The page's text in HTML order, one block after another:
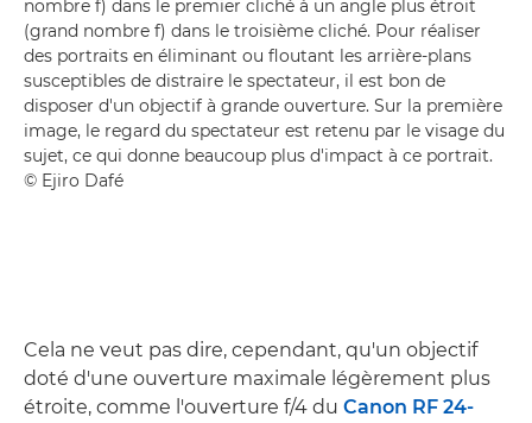
nombre f) dans le premier cliché à un angle plus étroit
(grand nombre f) dans le troisième cliché. Pour réaliser
des portraits en éliminant ou floutant les arrière-plans
susceptibles de distraire le spectateur, il est bon de
disposer d'un objectif à grande ouverture. Sur la première
image, le regard du spectateur est retenu par le visage du
sujet, ce qui donne beaucoup plus d'impact à ce portrait.
© Ejiro Dafé
Cela ne veut pas dire, cependant, qu'un objectif
doté d'une ouverture maximale légèrement plus
étroite, comme l'ouverture f/4 du Canon RF 24-